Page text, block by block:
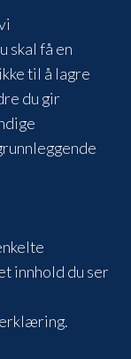
skal få en
til å lagre
du gir
innhold du ser
.